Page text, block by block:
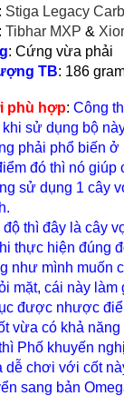
: Stiga Legacy
: Tibhar MXP &
: Cứng vừa phải
TB: 186
phù hợp: Công
sử dụng bộ
phải phổ biến
đó thì nó giúp
sử dụng 1 cây
độ thì đây là cây
thực hiện đúng
như mình muốn
mặt, cái này
được nhược
vừa có khả năng
Phố khuyến
dễ chơi với cốt
sang bản